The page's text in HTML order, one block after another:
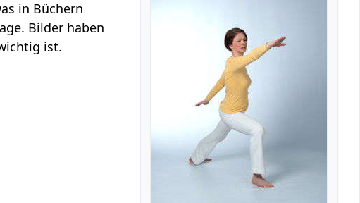
in Büchern
Bilder haben
ist.